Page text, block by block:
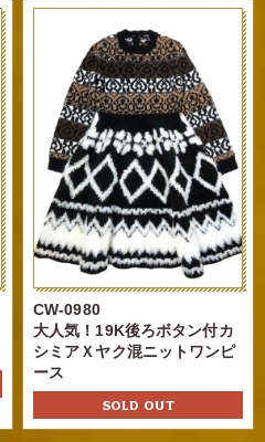
CW-0980
大人気！19K後ろボタン付カ
シミアＸヤク混ニットワンピ
ース
SOLD OUT